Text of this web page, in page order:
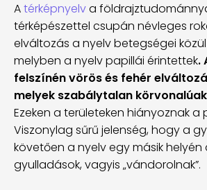
Atérképnyelva
térképészettel csupán névleges
elváltozás a nyelv betegségei
melyben a nyelv papillái érintettek.
felszínén vörös és fehér
melyek szabálytalan
Ezeken a területeken hiányoznak a
Viszonylag sűrű jelenség, hogy a
követően a nyelv egy másik helyén
gyulladások, vagyis „vándorolnak”.